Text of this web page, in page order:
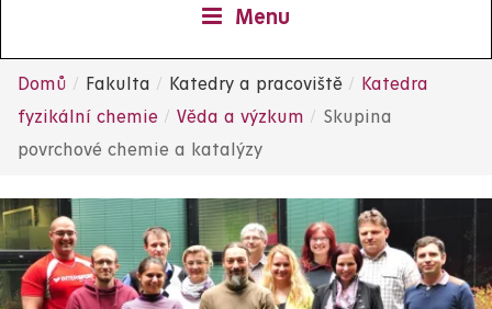
Menu
Drobečková
navigace
Domů Fakulta Katedry a pracoviště
Katedra
fyzikální chemie
Věda a výzkum
Skupina
povrchové chemie a katalýzy